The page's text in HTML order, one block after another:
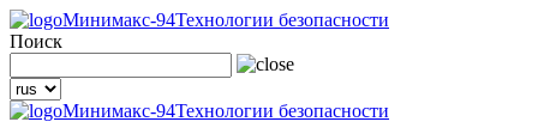
Минимакс-94Технологии безопасности
Поиск
Минимакс-94Технологии безопасности